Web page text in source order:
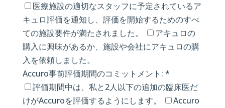
医療施設の適切なスタッフに予定されているア
キュロ評価を通知し、評価を開始するためのすべ
ての施設要件が満たされました。
アキュロの
購入に興味があるか、施設や会社にアキュロの購
入を依頼しました。
Accuro事前評価期間のコミットメント: *
評価期間中は、私と2人以下の追加の臨床医だ
けがAccuroを評価するようにします。
Accuro